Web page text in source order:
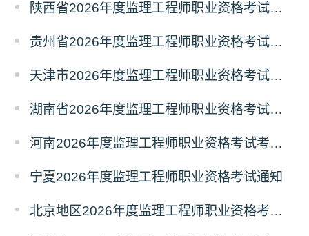
陕西省2026年度监理工程师职业资格考试考务通知
贵州省2026年度监理工程师职业资格考试报名通知
天津市2026年度监理工程师职业资格考试报名通知
湖南省2026年度监理工程师职业资格考试考务通知
河南2026年度监理工程师职业资格考试考务工作通知
宁夏2026年度监理工程师职业资格考试通知
北京地区2026年度监理工程师职业资格考试报名提示